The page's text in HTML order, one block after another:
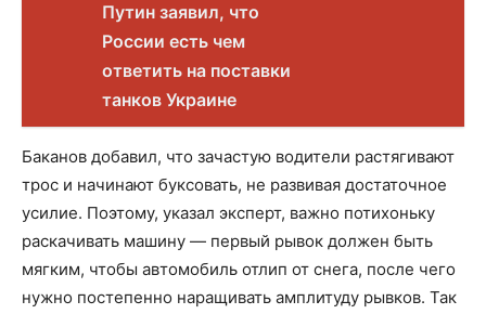
Путин заявил, что
России есть чем
ответить на поставки
танков Украине
Баканов добавил, что зачастую водители растягивают
трос и начинают буксовать, не развивая достаточное
усилие. Поэтому, указал эксперт, важно потихоньку
раскачивать машину — первый рывок должен быть
мягким, чтобы автомобиль отлип от снега, после чего
нужно постепенно наращивать амплитуду рывков. Так